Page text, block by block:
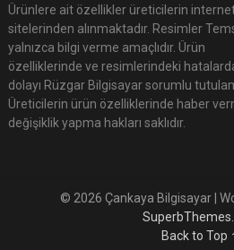
Ürünlere ait özellikler üreticilerin
sitelerinden alınmaktadır. Resimler
yalnızca bilgi verme amaçlıdır. Ürün
özelliklerinde ve resimlerindeki
dolayı Rüzgar Bilgisayar sorumlu
Üreticilerin ürün özelliklerinde haber
değişiklik yapma hakları saklıdır.
© 2026 Çankaya Bilgisayar |
Back to Top